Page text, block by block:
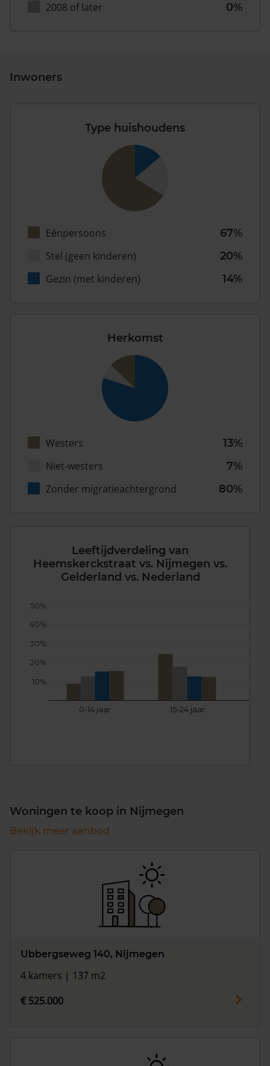
2008 of later
0%
Inwoners
Type huishoudens
Eénpersoons
67%
Stel (geen kinderen)
20%
Gezin (met kinderen)
14%
Herkomst
Westers
13%
Niet-westers
7%
Zonder migratieachtergrond
80%
Leeftijdverdeling van
Heemskerckstraat vs. Nijmegen vs.
Gelderland vs. Nederland
0-14 jaar 15-24 jaar
10%
20%
30%
40%
50%
Woningen te koop in Nijmegen
Bekijk meer aanbod
Ubbergseweg 140, Nijmegen
4 kamers | 137 m2
€ 525.000